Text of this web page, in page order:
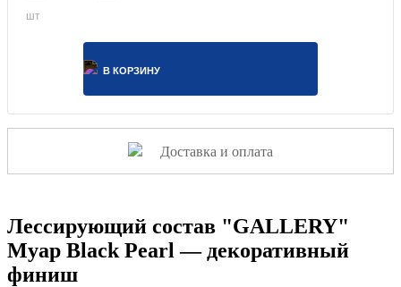
шт
В КОРЗИНУ
Доставка и оплата
Лессирующий состав "GALLERY"
Муар Black Pearl — декоративный
финиш